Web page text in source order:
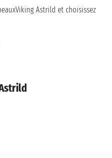
Astrild et choisissez